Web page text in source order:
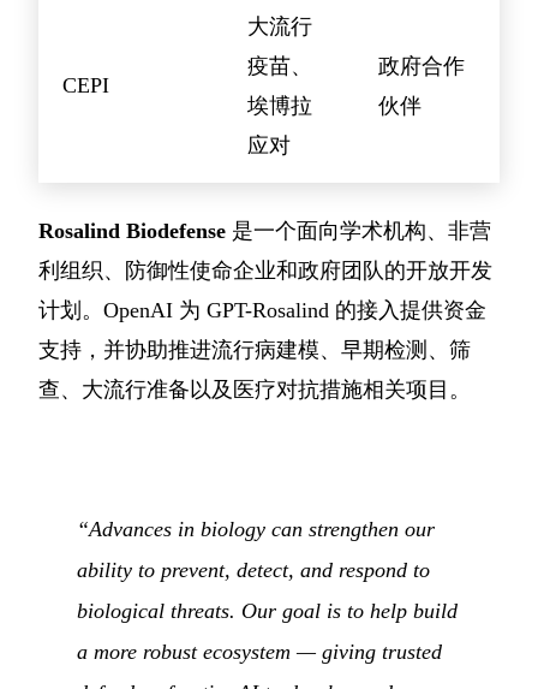
CEPI
大流行
疫苗、
埃博拉
应对
政府合作
伙伴
Rosalind Biodefense 是一个面向学术机构、非营
利组织、防御性使命企业和政府团队的开放开发
计划。OpenAI 为 GPT-Rosalind 的接入提供资金
支持，并协助推进流行病建模、早期检测、筛
查、大流行准备以及医疗对抗措施相关项目。
“Advances in biology can strengthen our
ability to prevent, detect, and respond to
biological threats. Our goal is to help build
a more robust ecosystem — giving trusted